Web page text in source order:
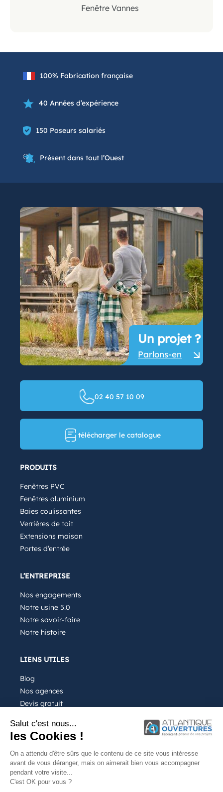
Fenêtre Vannes
100% Fabrication française
40 Années d’expérience
150 Poseurs salariés
Présent dans tout l’Ouest
Un projet ?
Parlons-en
PRODUITS
Fenêtres PVC
Fenêtres aluminium
Baies coulissantes
Verrières de toit
Extensions maison
Portes d’entrée
L’ENTREPRISE
Nos engagements
Notre usine 5.0
Notre savoir-faire
Notre histoire
02 40 57 10 09
télécharger le catalogue
LIENS UTILES
Blog
Nos agences
Devis gratuit
FAQ
Notre entreprise
Salut c'est nous...
les Cookies !
On a attendu d'être sûrs que le contenu de ce site vous intéresse
avant de vous déranger, mais on aimerait bien vous accompagner
pendant votre visite...
C'est OK pour vous ?